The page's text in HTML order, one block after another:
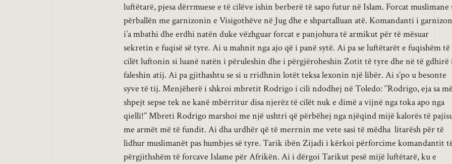
luftëtarë, pjesa dërrmuese e të cilëve ishin berberë të sapo futur në Islam. Forcat muslimane
përballën me garnizonin e Visigothëve në Jug dhe e shpartalluan atë. Komandanti i
i’a mbathi dhe erdhi natën duke vëzhguar forcat e panjohura të armikut për të mësuar
sekretin e fuqisë së tyre. Ai u mahnit nga ajo që i panë sytë. Ai pa se luftëtarët e fuqishëm të
cilët luftonin si luanë natën i përuleshin dhe i përgjëroheshin Zotit të tyre dhe në të gdhirë
faleshin atij. Ai pa gjithashtu se si u rridhnin lotët teksa lexonin një libër. Ai s’po u besonte
syve të tij. Menjëherë i shkroi mbretit Rodrigo i cili ndodhej në Toledo: ‘’Rodrigo, eja sa më
shpejt sepse tek ne kanë mbërritur disa njerëz të cilët nuk e dimë a vijnë nga toka apo nga
qielli!’’ Mbreti Rodrigo marshoi me një ushtri që përbëhej nga njëqind mijë kalorës të
me armët më të fundit. Ai dha urdhër që të merrnin me vete sasi të mëdha litarësh për të
lidhur muslimanët pas humbjes së tyre. Tarik ibën Zijadi i kërkoi përforcime komandantit
përgjithshëm të forcave Islame për Afrikën. Ai i dërgoi Tarikut pesë mijë luftëtarë, ku e